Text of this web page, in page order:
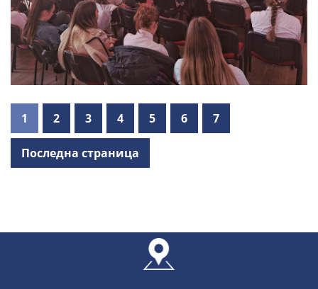
1 2 3 4 5 6 7
Последна страница